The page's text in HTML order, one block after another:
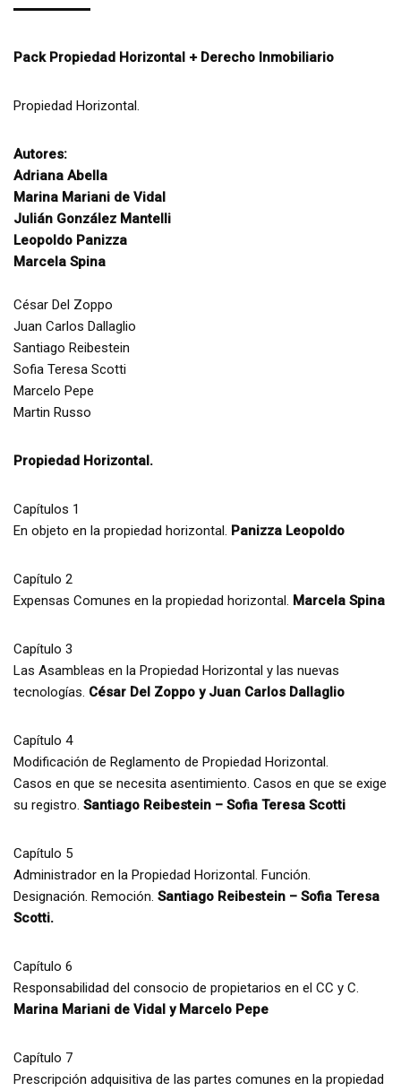
Pack Propiedad Horizontal + Derecho Inmobiliario
Propiedad Horizontal.
Autores:
Adriana Abella
Marina Mariani de Vidal
Julián González Mantelli
Leopoldo Panizza
Marcela Spina
César Del Zoppo
Juan Carlos Dallaglio
Santiago Reibestein
Sofia Teresa Scotti
Marcelo Pepe
Martin Russo
Propiedad Horizontal.
Capítulos 1
En objeto en la propiedad horizontal. Panizza Leopoldo
Capítulo 2
Expensas Comunes en la propiedad horizontal. Marcela Spina
Capítulo 3
Las Asambleas en la Propiedad Horizontal y las nuevas
tecnologías. César Del Zoppo y Juan Carlos Dallaglio
Capítulo 4
Modificación de Reglamento de Propiedad Horizontal.
Casos en que se necesita asentimiento. Casos en que se exige
su registro. Santiago Reibestein – Sofia Teresa Scotti
Capítulo 5
Administrador en la Propiedad Horizontal. Función.
Designación. Remoción. Santiago Reibestein – Sofia Teresa
Scotti.
Capítulo 6
Responsabilidad del consocio de propietarios en el CC y C.
Marina Mariani de Vidal y Marcelo Pepe
Capítulo 7
Prescripción adquisitiva de las partes comunes en la propiedad